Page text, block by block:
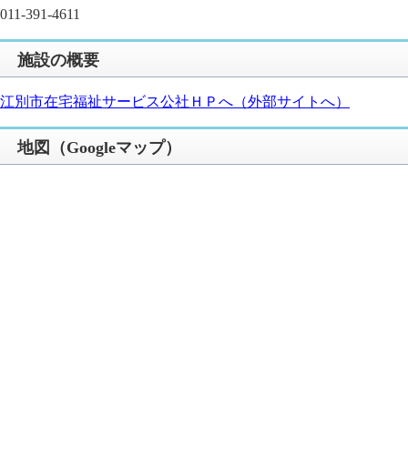
011-391-4611
施設の概要
江別市在宅福祉サービス公社ＨＰへ（外部サイトへ）
地図（Googleマップ）